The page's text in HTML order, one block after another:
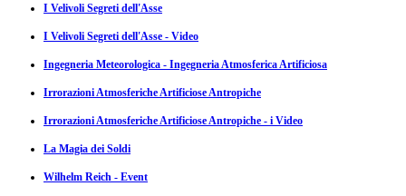
I Velivoli Segreti dell'Asse
I Velivoli Segreti dell'Asse - Video
Ingegneria Meteorologica - Ingegneria Atmosferica Artificiosa
Irrorazioni Atmosferiche Artificiose Antropiche
Irrorazioni Atmosferiche Artificiose Antropiche - i Video
La Magia dei Soldi
Wilhelm Reich - Event